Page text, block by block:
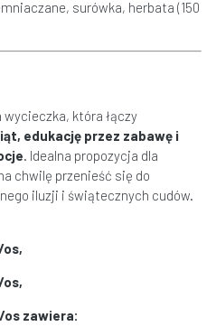
surówka, herbata (150
która łączy
ąt, edukacjęprzez zabawęi
. Idealna propozycja dla
chwilę przenieść się do
iluzji i świątecznych cudów.
os,
os,
os zawiera: